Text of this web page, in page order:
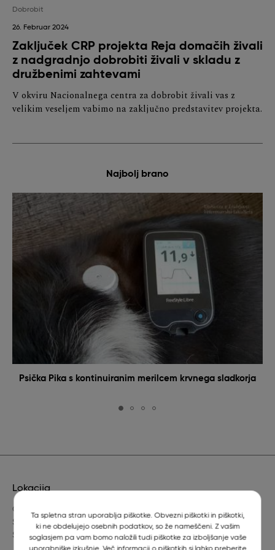
Dobrobit
26. Februar 2024
Zaključek CRP projekta Reja domačih živali
z nadgradnjo dobrobiti živali v skladu z
družbenimi zahtevami
V okviru Nacionalnega centra za dobrobit živali vas z
velikim veseljem vabimo na zaključno predstavitev projekta.
Najbolj brano
Psička Pika s kontinuiranim merilcem krvnega sladkorja
Lokacija
Gerbičeva 60
SI-1000 Ljubljana
Slovenija
Ta spletna stran uporablja piškotke. Obvezni piškotki in piškotki,
ki ne obdelujejo osebnih podatkov, so že nameščeni. Z vašim
soglasjem pa vam bomo naložili tudi piškotke za izboljšanje vaše